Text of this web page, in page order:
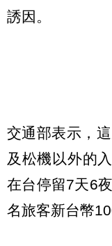
誘因。
交通部表示，
及松機以外的
在台停留7天6
名旅客新台幣